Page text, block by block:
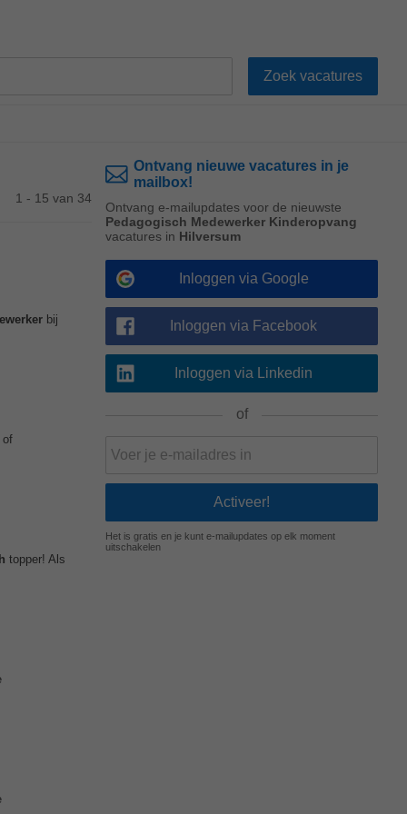
1 - 15 van 34
bij
of
topper! Als
Ontvang nieuwe vacatures in je
mailbox!
Ontvang e-mailupdates voor de nieuwste
Pedagogisch Medewerker Kinderopvang
vacatures in Hilversum
Inloggen via Google
Inloggen via Facebook
Inloggen via Linkedin
of
Het is gratis en je kunt e-mailupdates op elk moment
uitschakelen